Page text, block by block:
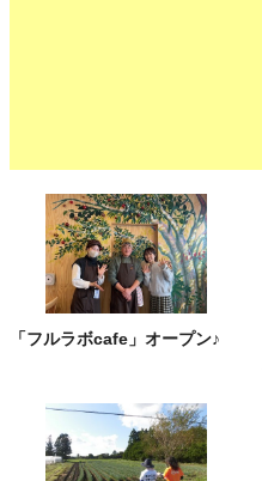
「フルラボcafe」オープン♪